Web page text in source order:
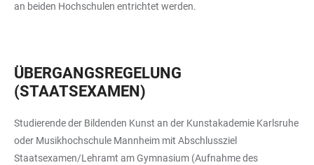
an beiden Hochschulen entrichtet werden.
ÜBERGANGSREGELUNG
(STAATSEXAMEN)
Studierende der Bildenden Kunst an der Kunstakademie Karlsruhe
oder Musikhochschule Mannheim mit Abschlussziel
Staatsexamen/Lehramt am Gymnasium (Aufnahme des